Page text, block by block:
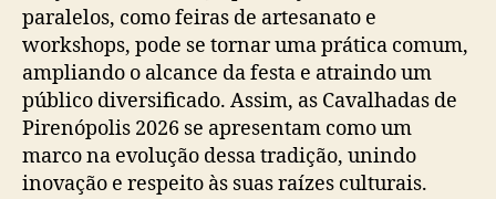
paralelos, como feiras de artesanato e
workshops, pode se tornar uma prática comum,
ampliando o alcance da festa e atraindo um
público diversificado. Assim, as Cavalhadas de
Pirenópolis 2026 se apresentam como um
marco na evolução dessa tradição, unindo
inovação e respeito às suas raízes culturais.